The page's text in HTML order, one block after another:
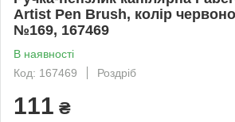
Artist Pen Brush, колір
№169, 167469
В наявності
Код: 167469
Роздріб
111 ₴